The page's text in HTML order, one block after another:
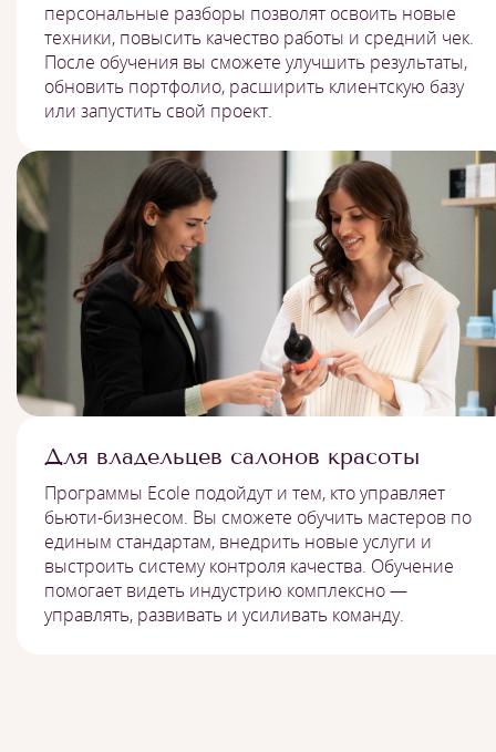
персональные разборы позволят освоить новые
техники, повысить качество работы и средний чек.
После обучения вы сможете улучшить результаты,
обновить портфолио, расширить клиентскую базу
или запустить свой проект.
Для владельцев салонов красоты
Программы Ecole подойдут и тем, кто управляет
бьюти-бизнесом. Вы сможете обучить мастеров по
единым стандартам, внедрить новые услуги и
выстроить систему контроля качества. Обучение
помогает видеть индустрию комплексно —
управлять, развивать и усиливать команду.